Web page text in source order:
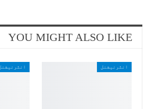
YOU MIGHT ALSO LIKE
انٹرنیشنل انٹرنیشنل